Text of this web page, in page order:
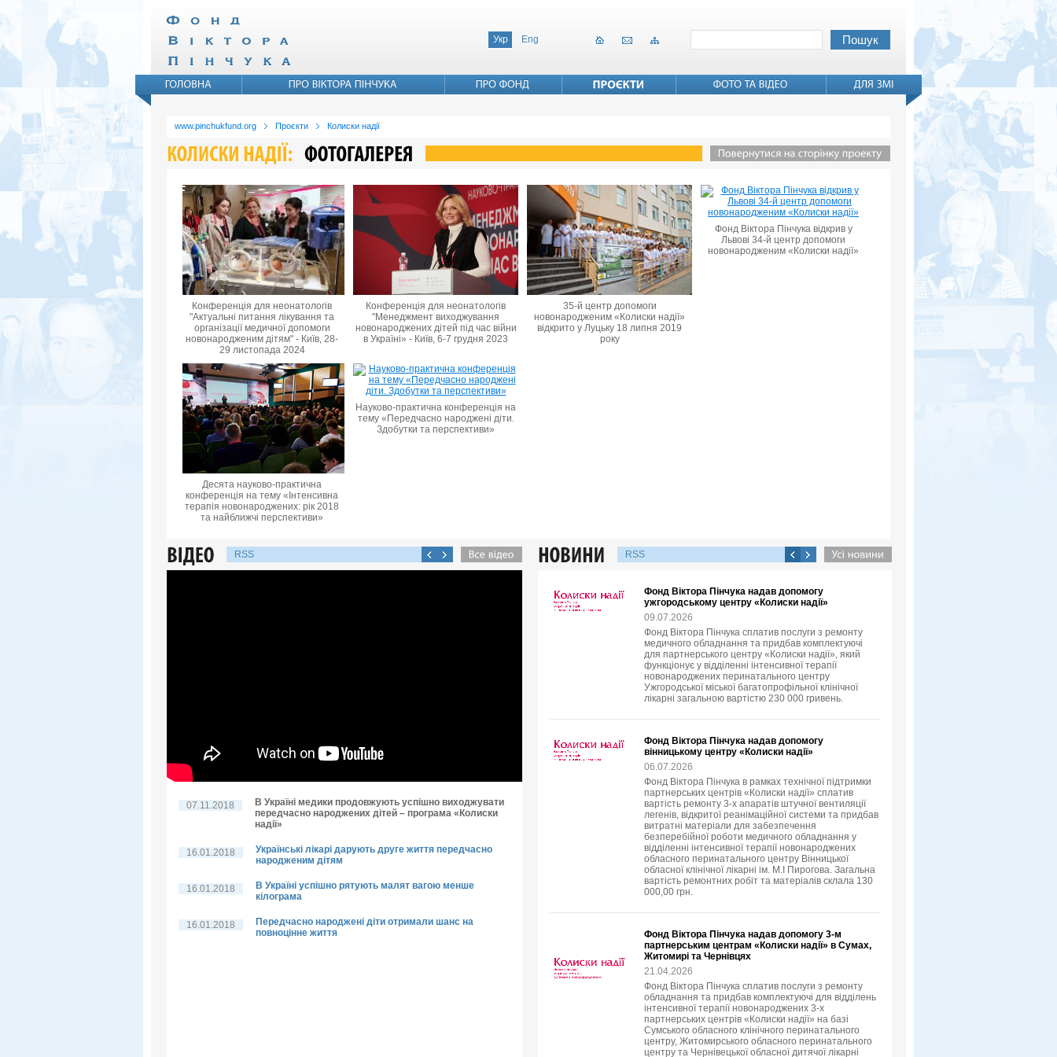
Укр Eng
www.pinchukfund.org Проєкти Колиски надії
Конференція для неонатологів
"Актуальні питання лікування та
організації медичної допомоги
новонародженим дітям" - Київ, 28-
29 листопада 2024
Конференція для неонатологів
"Менеджмент виходжування
новонароджених дітей під час війни
в Україні» - Київ, 6-7 грудня 2023
35-й центр допомоги
новонародженим «Колиски надії»
відкрито у Луцьку 18 липня 2019
року
Фонд Віктора Пінчука відкрив у
Львові 34-й центр допомоги
новонародженим «Колиски надії»
Десята науково-практична
конференцiя на тему «Інтенсивна
терапія новонароджених: рік 2018
та найближчі перспективи»
Науково-практична конференція на
тему «Передчасно народжені діти.
Здобутки та перспективи»
RSS
07.11.2018
В Україні медики продовжують успішно виходжувати
передчасно народжених дітей – програма «Колиски
надії»
16.01.2018
Українські лікарі дарують друге життя передчасно
народженим дітям
16.01.2018
В Україні успішно рятують малят вагою менше
кілограма
16.01.2018
Передчасно народжені діти отримали шанс на
повноцінне життя
RSS
Фонд Віктора Пінчука надав допомогу
ужгородському центру «Колиски надії»
09.07.2026
Фонд Віктора Пінчука сплатив послуги з ремонту
медичного обладнання та придбав комплектуючі
для партнерського центру «Колиски надії», який
функціонує у відділенні інтенсивної терапії
новонароджених перинатального центру
Ужгородської міської багатопрофільної клінічної
лікарні загальною вартістю 230 000 гривень.
Фонд Віктора Пінчука надав допомогу
вінницькому центру «Колиски надії»
06.07.2026
Фонд Віктора Пінчука в рамках технічної підтримки
партнерських центрів «Колиски надії» сплатив
вартість ремонту 3-х апаратів штучної вентиляції
легенів, відкритої реанімаційної системи та придбав
витратні матеріали для забезпечення
безперебійної роботи медичного обладнання у
відділенні інтенсивної терапії новонароджених
обласного перинатального центру Вінницької
обласної клінічної лікарні ім. М.І Пирогова. Загальна
вартість ремонтних робіт та матеріалів склала 130
000,00 грн.
Фонд Віктора Пінчука надав допомогу 3-м
партнерським центрам «Колиски надії» в Сумах,
Житомирі та Чернівцях
21.04.2026
Фонд Віктора Пінчука сплатив послуги з ремонту
обладнання та придбав комплектуючі для відділень
інтенсивної терапії новонароджених 3-х
партнерських центрів «Колиски надії» на базі
Сумського обласного клінічного перинатального
центру, Житомирського обласного перинатального
центру та Чернівецької обласної дитячої лікарні